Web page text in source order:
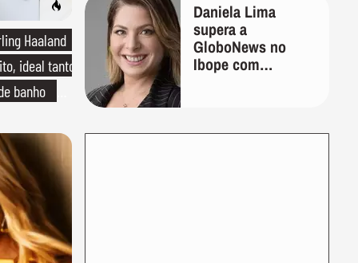
Haaland
ideal tanto
banho
Daniela Lima
supera a
GloboNews no
Ibope com